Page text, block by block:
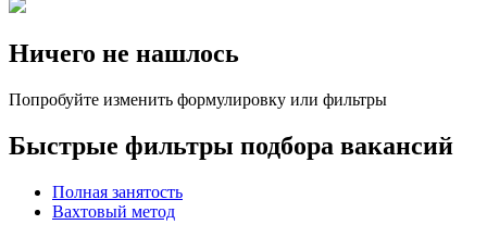
Ничего не нашлось
Попробуйте изменить формулировку или фильтры
Быстрые фильтры подбора вакансий
Полная занятость
Вахтовый метод